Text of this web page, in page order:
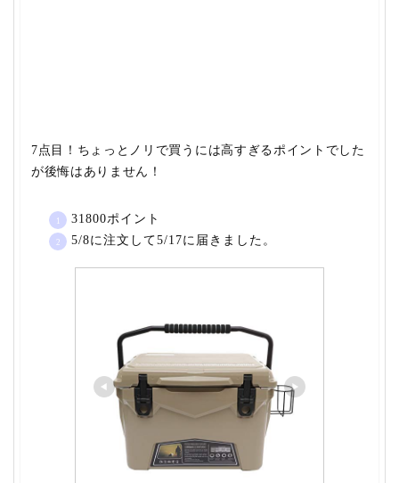
7点目！ちょっとノリで買うには高すぎるポイントでした
が後悔はありません！
31800ポイント
5/8に注文して5/17に届きました。